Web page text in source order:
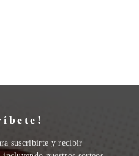
suscribirte y recibir